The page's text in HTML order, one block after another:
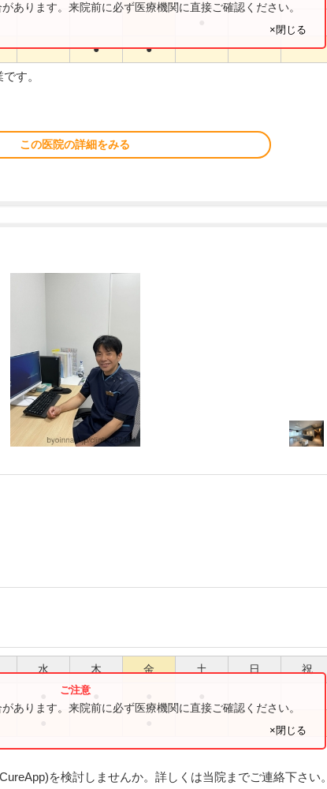
● ●
あります。来院前に必ず医療機関に直接ご確認ください。
×閉じる
す。
この医院の詳細をみる
水 木 金 土 日 祝
あります。来院前に必ず医療機関に直接ご確認ください。
×閉じる
を検討しませんか。詳しくは当院までご連絡下さい。